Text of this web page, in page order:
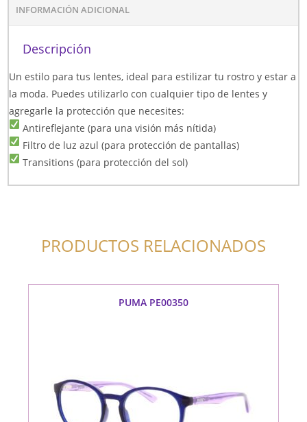
INFORMACIÓN ADICIONAL
Descripción
Un estilo para tus lentes, ideal para estilizar tu rostro y estar a
la moda. Puedes utilizarlo con cualquier tipo de lentes y
agregarle la protección que necesites:
Antireflejante (para una visión más nítida)
Filtro de luz azul (para protección de pantallas)
Transitions (para protección del sol)
PRODUCTOS RELACIONADOS
PUMA PE00350